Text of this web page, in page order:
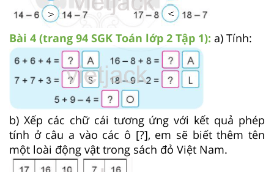
Bài 4 (trang 94 SGK Toán lớp 2 Tập 1): a) Tính:
b) Xếp các chữ cái tương ứng với kết quả phép
tính ở câu a vào các ô [?], em sẽ biết thêm tên
một loài động vật trong sách đỏ Việt Nam.